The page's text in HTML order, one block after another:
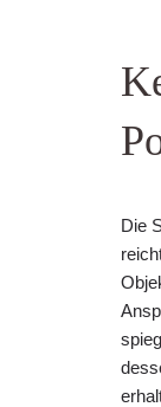
Die